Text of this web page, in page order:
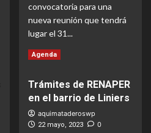
Alberdi
Directorio
convocatoria para una
nueva reunión que tendrá
lugar el 31...
Leer MásLea
de
Nueva
reunión
Agenda
Trámites de RENAPER
en el barrio de Liniers
aquimataderoswp
22 mayo, 2023 0